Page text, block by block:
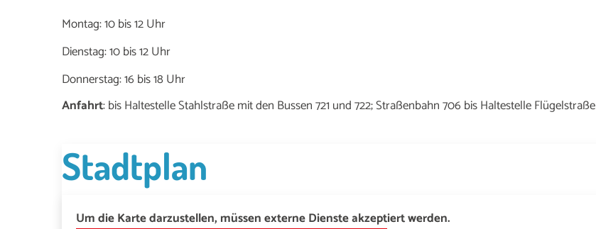
Montag: 10 bis 12 Uhr
Dienstag: 10 bis 12 Uhr
Donnerstag: 16 bis 18 Uhr
Anfahrt: bis Haltestelle Stahlstraße mit den Bussen 721 und 722; Straßenbahn 706 bis Haltestelle Flügelstraße
Stadtplan
Um die Karte darzustellen, müssen externe Dienste akzeptiert werden.